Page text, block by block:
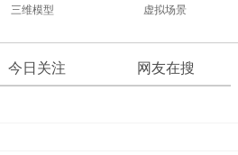
三维模型 虚拟场景
今日关注 网友在搜